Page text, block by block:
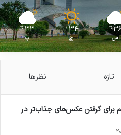
℃
س
34
℃
چ
33
℃
پ
تازه نظرها
برای گرفتن عکس‌های جذاب‌تر در